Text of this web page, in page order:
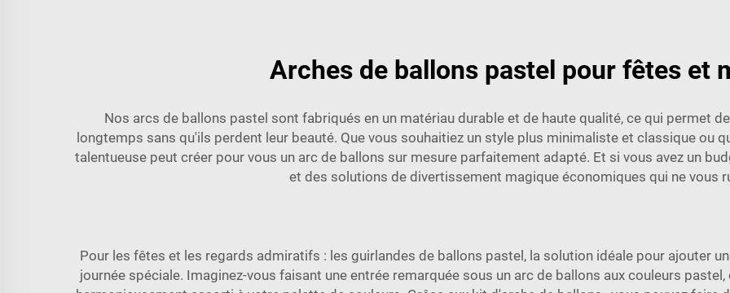
Arches de ballons pastel pour fêtes et
Nos arcs de ballons pastel sont fabriqués en un matériau durable et de haute qualité, ce qui permet
longtemps sans qu'ils perdent leur beauté. Que vous souhaitiez un style plus minimaliste et classique ou
talentueuse peut créer pour vous un arc de ballons sur mesure parfaitement adapté. Et si vous avez un
et des solutions de divertissement magique économiques qui ne vous
Pour les fêtes et les regards admiratifs : les guirlandes de ballons pastel, la solution idéale pour ajouter
journée spéciale. Imaginez-vous faisant une entrée remarquée sous un arc de ballons aux couleurs